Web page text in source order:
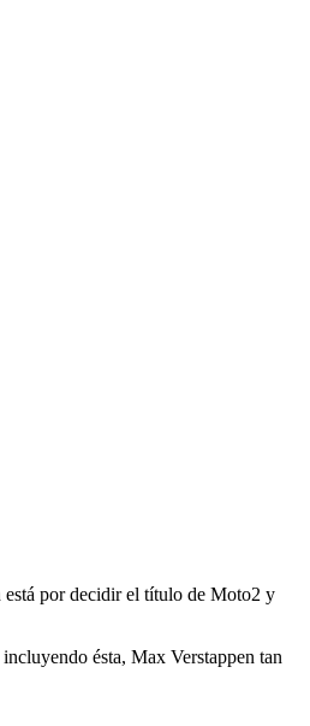
por decidir el título de Moto2 y
ésta, Max Verstappen tan